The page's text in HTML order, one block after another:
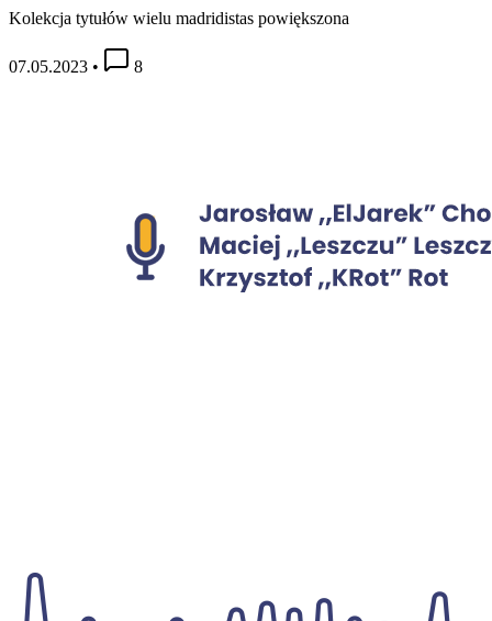
Kolekcja tytułów wielu madridistas powiększona
07.05.2023 • 8